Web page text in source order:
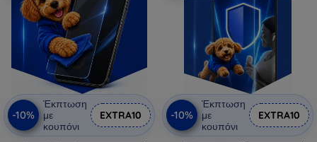
-10%
Έκπτωση
με
κουπόνι
EXTRA10 -10%
Έκπτωση
με
κουπόνι
EXTRA10